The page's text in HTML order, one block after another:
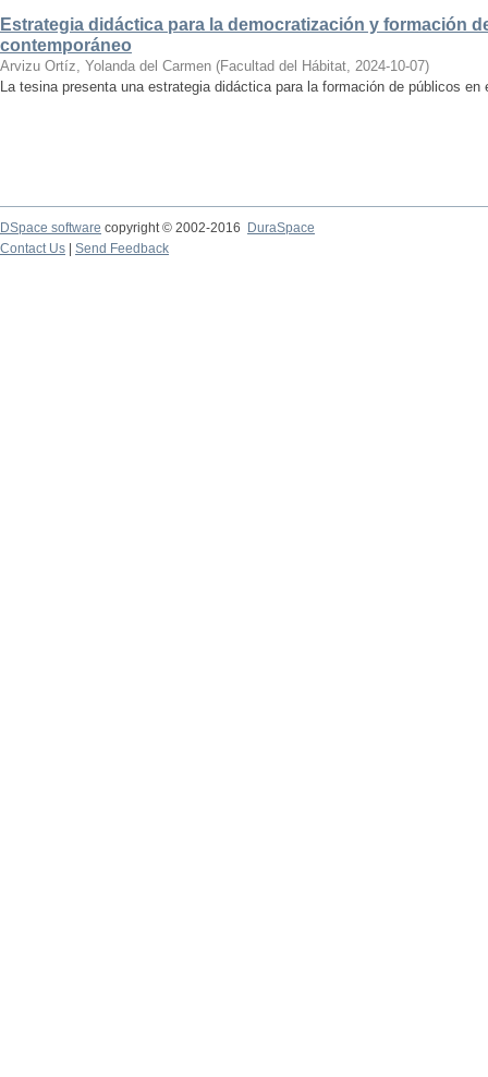
Estrategia didáctica para la democratización y formación
contemporáneo
Arvizu Ortíz, Yolanda del Carmen (Facultad del Hábitat, 2024-10-07)
La tesina presenta una estrategia didáctica para la formación de públicos en
DSpace software copyright © 2002-2016
DuraSpace
Contact Us
Send Feedback